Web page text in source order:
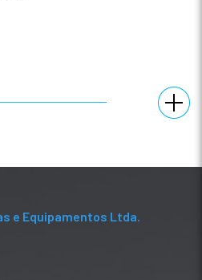
e Equipamentos Ltda.